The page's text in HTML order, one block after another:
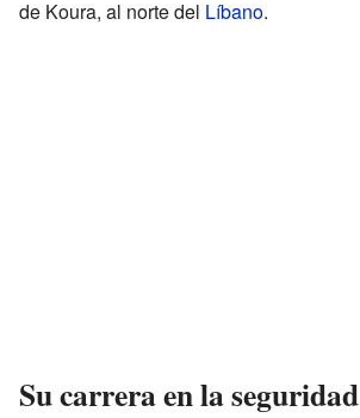
de Koura, al norte del Líbano.
Su carrera en la seguridad